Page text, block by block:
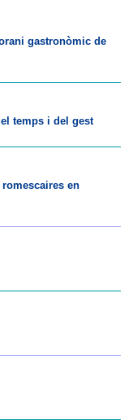
gastronòmic de
temps i del gest
en